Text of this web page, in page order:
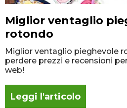
Miglior ventaglio
rotondo
Miglior ventaglio pieghevole
perdere prezzi e recensioni
web!
Leggi l'articolo